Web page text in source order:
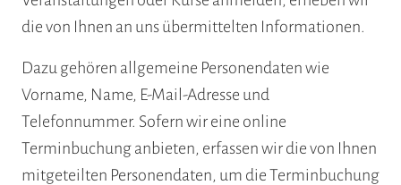
die von Ihnen an uns übermittelten Informationen.
Dazu gehören allgemeine Personendaten wie
Vorname, Name, E-Mail-Adresse und
Telefonnummer. Sofern wir eine online
Terminbuchung anbieten, erfassen wir die von Ihnen
mitgeteilten Personendaten, um die Terminbuchung